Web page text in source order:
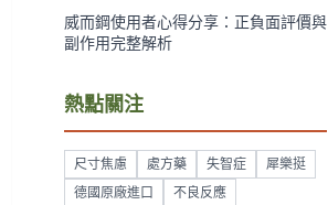
威而鋼使用者心得分享：正負面評價與
副作用完整解析
熱點關注
尺寸焦慮 處方藥 失智症 犀樂挺
德國原廠進口 不良反應